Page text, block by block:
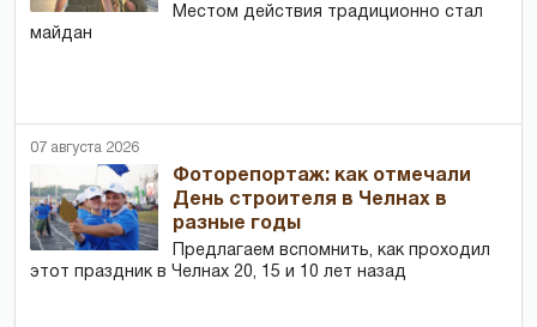
Местом действия традиционно стал
майдан
07 августа 2026
Фоторепортаж: как отмечали
День строителя в Челнах в
разные годы
Предлагаем вспомнить, как проходил
этот праздник в Челнах 20, 15 и 10 лет назад